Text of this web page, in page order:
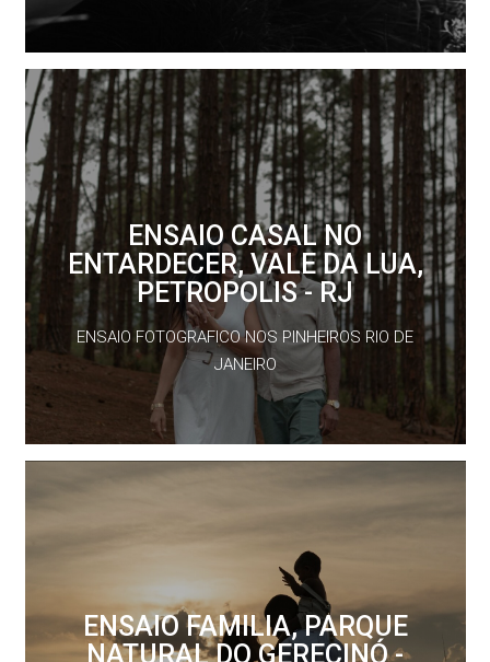
ENSAIO CASAL NO
ENTARDECER, VALE DA LUA,
PETROPOLIS - RJ
ENSAIO FOTOGRAFICO NOS PINHEIROS RIO DE
JANEIRO
ENSAIO FAMILIA, PARQUE
NATURAL DO GERECINÓ -